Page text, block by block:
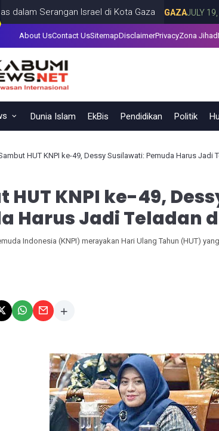
Serangan Israel di Kota Gaza GAZA JULY 19, 2026
About UsContact UsSitemapDisclaimerPrivacyZona Jihad
Dunia Islam EkBis Pendidikan Politik
HUT KNPI ke-49, Dessy Susilawati: Pemuda Harus Jadi
HUT KNPI ke-49,
Harus Jadi Teladan
Indonesia (KNPI) merayakan Hari Ulang Tahun (HUT)